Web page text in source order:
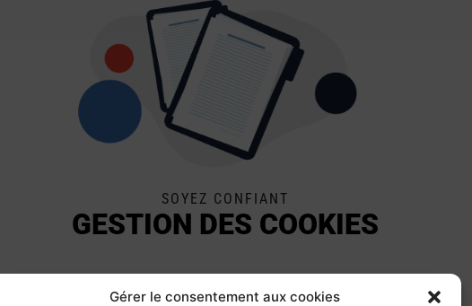
Gérer le consentement aux cookies
SOYEZ CONFIANT
GESTION DES COOKIES